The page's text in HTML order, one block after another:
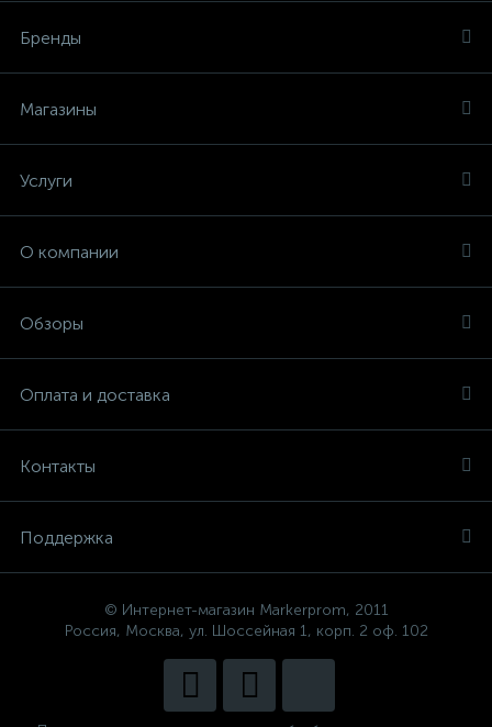
Бренды
Магазины
Услуги
О компании
Обзоры
Оплата и доставка
Контакты
Поддержка
© Интернет-магазин Markerprom, 2011
Россия, Москва, ул. Шоссейная 1, корп. 2 оф. 102